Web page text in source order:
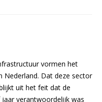
vormen het
Nederland. Dat deze sector
uit het feit dat de
verantwoordelijk was